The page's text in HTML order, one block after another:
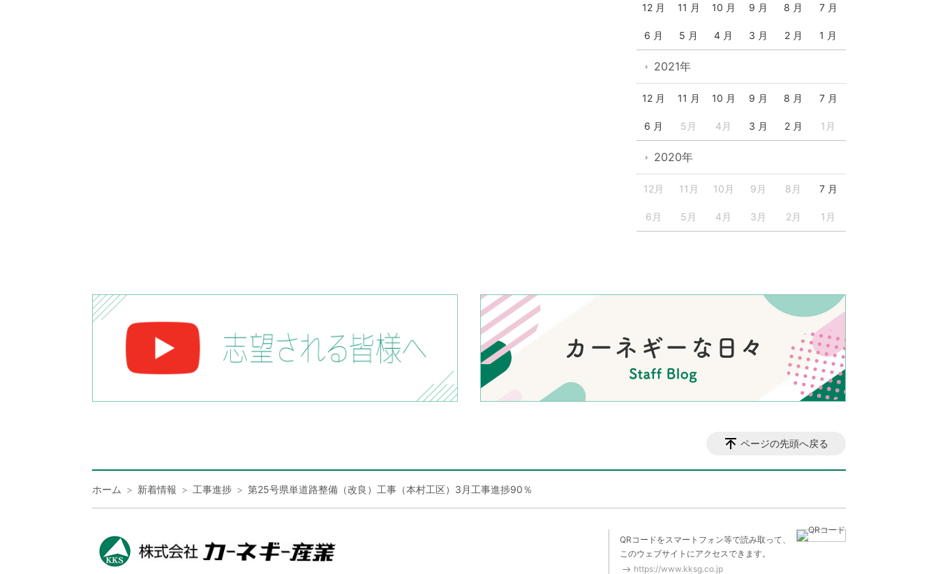
12 月 11 月 10 月 9 月 8 月 7 月
6 月 5 月 4 月 3 月 2 月 1 月
2021年
12 月 11 月 10 月 9 月 8 月 7 月
6 月 5月 4月 3 月 2 月 1月
2020年
12月 11月 10月 9月 8月 7 月
6月 5月 4月 3月 2月 1月
ページの先頭へ戻る
ホーム 新着情報 工事進捗 第25号県単道路整備（改良）工事（本村工区）3月工事進捗90％
QRコードをスマートフォン等で読み取って、
このウェブサイトにアクセスできます。
https://www.kksg.co.jp